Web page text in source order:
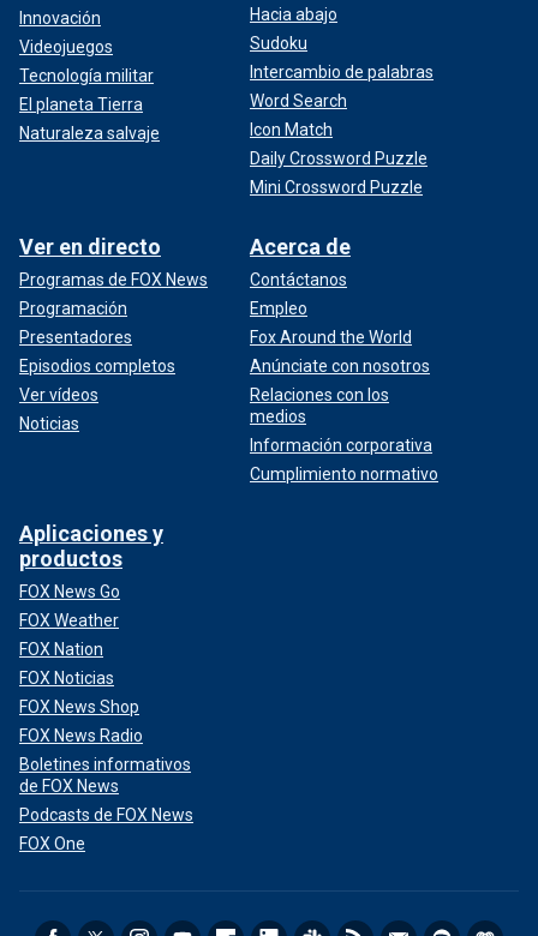
Innovación
Videojuegos
Tecnología militar
El planeta Tierra
Naturaleza salvaje
Hacia abajo
Sudoku
Intercambio de palabras
Word Search
Icon Match
Daily Crossword Puzzle
Mini Crossword Puzzle
Ver en directo
Programas de FOX News
Programación
Presentadores
Episodios completos
Ver vídeos
Noticias
Acerca de
Contáctanos
Empleo
Fox Around the World
Anúnciate con nosotros
Relaciones con los
medios
Información corporativa
Cumplimiento normativo
Aplicaciones y
productos
FOX News Go
FOX Weather
FOX Nation
FOX Noticias
FOX News Shop
FOX News Radio
Boletines informativos
de FOX News
Podcasts de FOX News
FOX One